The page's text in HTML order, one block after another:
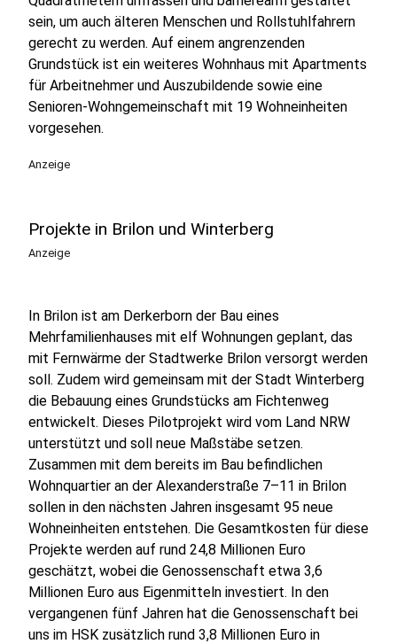
sein, um auch älteren Menschen und Rollstuhlfahrern
gerecht zu werden. Auf einem angrenzenden
Grundstück ist ein weiteres Wohnhaus mit Apartments
für Arbeitnehmer und Auszubildende sowie eine
Senioren-Wohngemeinschaft mit 19 Wohneinheiten
vorgesehen.
Anzeige
Projekte in Brilon und Winterberg
Anzeige
In Brilon ist am Derkerborn der Bau eines
Mehrfamilienhauses mit elf Wohnungen geplant, das
mit Fernwärme der Stadtwerke Brilon versorgt werden
soll. Zudem wird gemeinsam mit der Stadt Winterberg
die Bebauung eines Grundstücks am Fichtenweg
entwickelt. Dieses Pilotprojekt wird vom Land NRW
unterstützt und soll neue Maßstäbe setzen.
Zusammen mit dem bereits im Bau befindlichen
Wohnquartier an der Alexanderstraße 7–11 in Brilon
sollen in den nächsten Jahren insgesamt 95 neue
Wohneinheiten entstehen. Die Gesamtkosten für diese
Projekte werden auf rund 24,8 Millionen Euro
geschätzt, wobei die Genossenschaft etwa 3,6
Millionen Euro aus Eigenmitteln investiert. In den
vergangenen fünf Jahren hat die Genossenschaft bei
uns im HSK zusätzlich rund 3,8 Millionen Euro in